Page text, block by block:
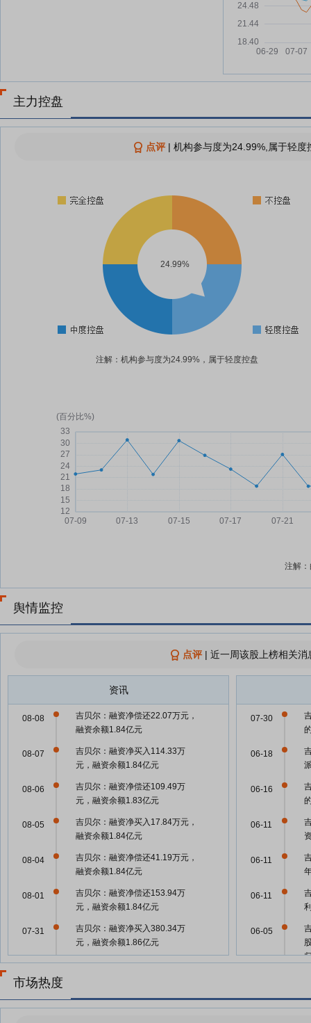
主力控盘
点评| 机构参与度为24.99%,属于轻
24.99%
注解：机构参与度为24.99%，属于轻度控盘
注解
舆情监控
点评| 近一周该股上榜相关
资讯
吉贝尔：融资净偿还22.07万元，
融资余额1.84亿元
08-08
吉贝尔：融资净买入114.33万
元，融资余额1.84亿元
08-07
吉贝尔：融资净偿还109.49万
元，融资余额1.83亿元
08-06
吉贝尔：融资净买入17.84万元，
融资余额1.84亿元
08-05
吉贝尔：融资净偿还41.19万元，
融资余额1.84亿元
08-04
吉贝尔：融资净偿还153.94万
元，融资余额1.84亿元
08-01
吉贝尔：融资净买入380.34万
元，融资余额1.86亿元
07-31
吉贝尔：融资净买入18.83万元，
吉贝尔：新型紫杉烷类化合物制备
07-29
07-30
06-18
06-16
06-11
06-11
06-11
06-05
市场热度